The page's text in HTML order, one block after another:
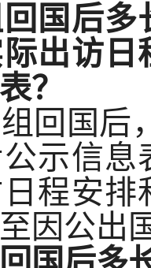
国后多
出访
？
回国后
示信息
程安
因公出